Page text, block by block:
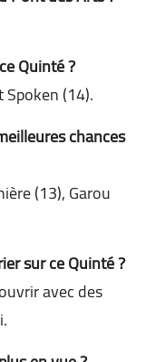
Quinté ?
(14).
chances
(13), Garou
sur ce Quinté ?
avec des